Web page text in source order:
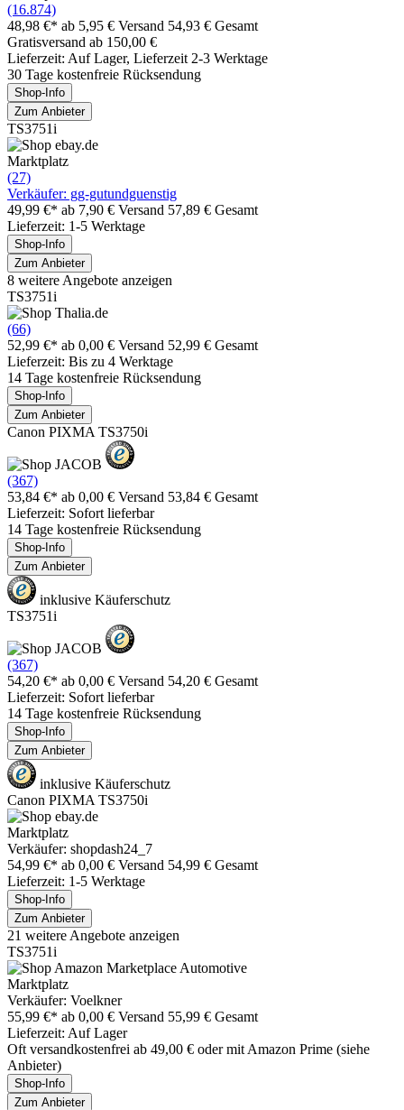
(16.874)
48,98 €* ab 5,95 € Versand 54,93 € Gesamt
Gratisversand ab 150,00 €
Lieferzeit: Auf Lager, Lieferzeit 2-3 Werktage
30 Tage kostenfreie Rücksendung
Shop-Info
Zum Anbieter
TS3751i
Marktplatz
(27)
Verkäufer: gg-gutundguenstig
49,99 €* ab 7,90 € Versand 57,89 € Gesamt
Lieferzeit: 1-5 Werktage
Shop-Info
Zum Anbieter
8 weitere Angebote anzeigen
TS3751i
(66)
52,99 €* ab 0,00 € Versand 52,99 € Gesamt
Lieferzeit: Bis zu 4 Werktage
14 Tage kostenfreie Rücksendung
Shop-Info
Zum Anbieter
Canon PIXMA TS3750i
(367)
53,84 €* ab 0,00 € Versand 53,84 € Gesamt
Lieferzeit: Sofort lieferbar
14 Tage kostenfreie Rücksendung
Shop-Info
Zum Anbieter
inklusive Käuferschutz
TS3751i
(367)
54,20 €* ab 0,00 € Versand 54,20 € Gesamt
Lieferzeit: Sofort lieferbar
14 Tage kostenfreie Rücksendung
Shop-Info
Zum Anbieter
inklusive Käuferschutz
Canon PIXMA TS3750i
Marktplatz
Verkäufer: shopdash24_7
54,99 €* ab 0,00 € Versand 54,99 € Gesamt
Lieferzeit: 1-5 Werktage
Shop-Info
Zum Anbieter
21 weitere Angebote anzeigen
TS3751i
Marktplatz
Verkäufer: Voelkner
55,99 €* ab 0,00 € Versand 55,99 € Gesamt
Lieferzeit: Auf Lager
Oft versandkostenfrei ab 49,00 € oder mit Amazon Prime (siehe
Anbieter)
Shop-Info
Zum Anbieter